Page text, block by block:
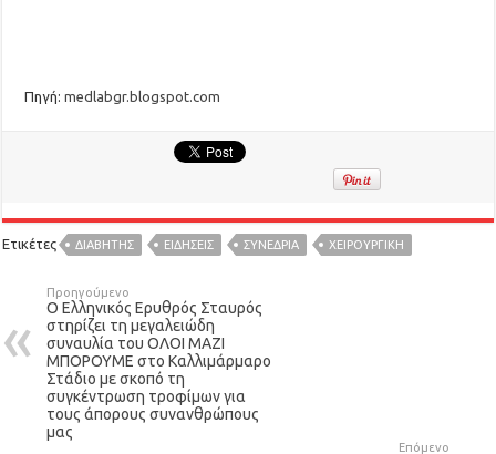
Πηγή:medlabgr.blogspot.com
Ετικέτες ΔΙΑΒΗΤΗΣ ΕΙΔΉΣΕΙΣ ΣΥΝΈΔΡΙΑ ΧΕΙΡΟΥΡΓΙΚΗ
Προηγούμενο
Ο Ελληνικός Ερυθρός Σταυρός
στηρίζει τη μεγαλειώδη
συναυλία του ΟΛΟΙ ΜΑΖΙ
ΜΠΟΡΟΥΜΕ στο Καλλιμάρμαρο
Στάδιο με σκοπό τη
συγκέντρωση τροφίμων για
τους άπορους συνανθρώπους
μας
Επόμενο